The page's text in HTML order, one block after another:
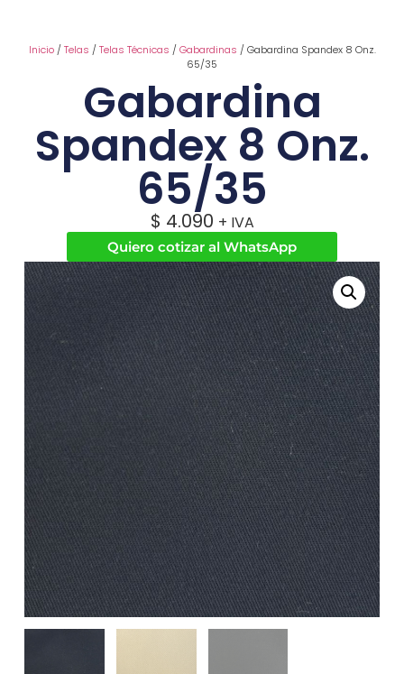
Inicio/Telas /Telas Técnicas /Gabardinas / Gabardina Spandex 8 Onz.
65/35
Gabardina
Spandex 8 Onz.
65/35
$ 4.090 + IVA
Quiero cotizar al WhatsApp